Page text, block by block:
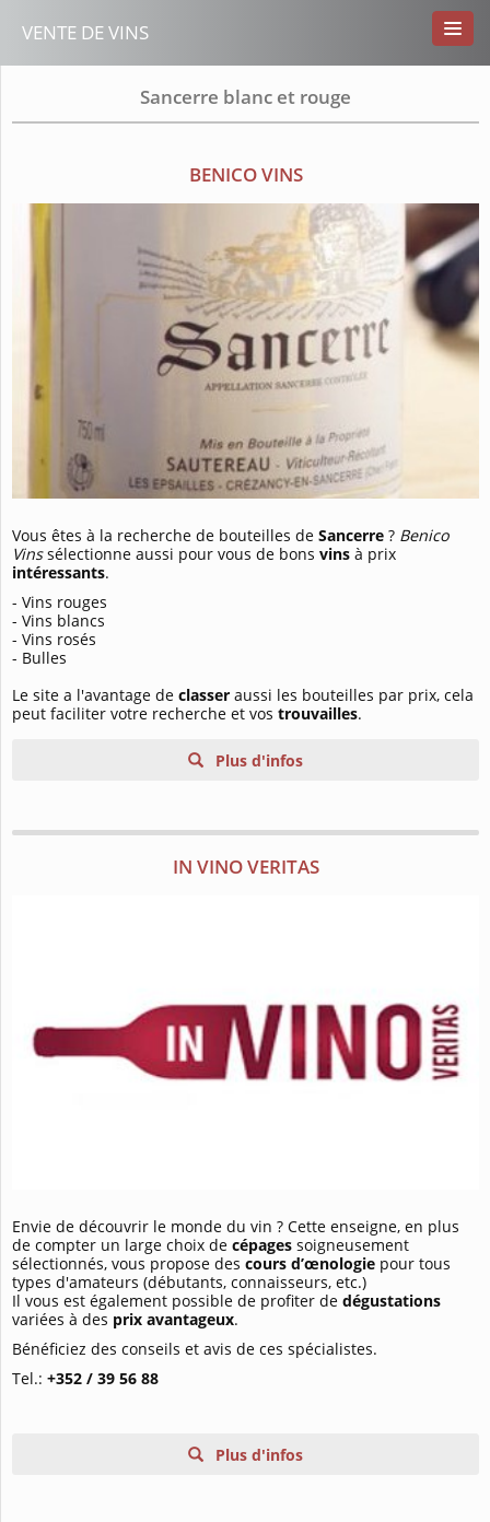
VENTE DE VINS
Sancerre blanc et rouge
BENICO VINS
Vous êtes à la recherche de bouteilles de Sancerre ? Benico
Vinssélectionne aussi pour vous de bons vins à prix
intéressants.
- Vins rouges
- Vins blancs
- Vins rosés
- Bulles
Le site a l'avantage de classer aussi les bouteilles par prix, cela
peut faciliter votre recherche et vos trouvailles.
Plus d'infos
IN VINO VERITAS
Envie de découvrir le monde du vin ? Cette enseigne, en plus
de compter un large choix de cépages soigneusement
sélectionnés, vous propose des cours d’œnologie pour tous
types d'amateurs (débutants, connaisseurs, etc.)
Il vous est également possible de profiter de dégustations
variées à des prix avantageux.
Bénéficiez des conseils et avis de ces spécialistes.
Tel.: +352 / 39 56 88
Plus d'infos